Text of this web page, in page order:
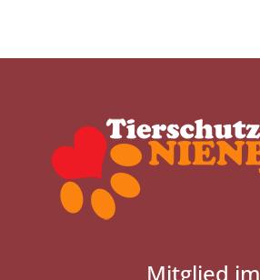
Mitglied im